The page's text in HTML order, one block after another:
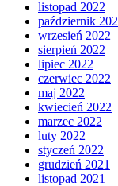
listopad 2022
październik
wrzesień 2022
sierpień 2022
lipiec 2022
czerwiec 2022
maj 2022
kwiecień 2022
marzec 2022
luty 2022
styczeń 2022
grudzień 2021
listopad 2021